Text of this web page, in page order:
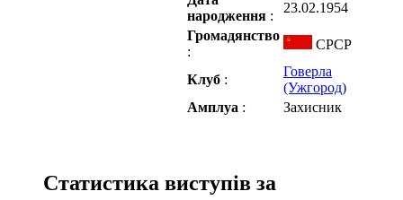
народження :
23.02.1954
Громадянство
:
СРСР
Клуб :
Говерла
(Ужгород)
Амплуа : Захисник
Статистика виступів за